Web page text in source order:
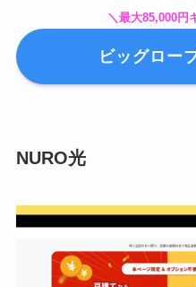
＼ 最大85,000円
ビッグロー
NURO光